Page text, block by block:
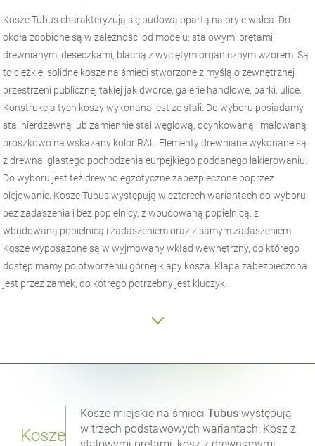
Kosze Tubus charakteryzują się budową opartą na bryle walca. Do
okoła zdobione są w zależności od modelu: stalowymi prętami,
drewnianymi deseczkami, blachą z wyciętym organicznym wzorem. Są
to ciężkie, solidne kosze na śmieci stworzone z myślą o zewnętrznej
przestrzeni publicznej takiej jak dworce, galerie handlowe, parki, ulice.
Konstrukcja tych koszy wykonana jest ze stali. Do wyboru posiadamy
stal nierdzewną lub zamiennie stal węglową, ocynkowaną i malowaną
proszkowo na wskazany kolor RAL. Elementy drewniane wykonane są
z drewna iglastego pochodzenia eurpejkiego poddanego lakierowaniu.
Do wyboru jest też drewno egzotyczne zabezpieczone poprzez
olejowanie. Kosze Tubus występują w czterech wariantach do wyboru:
bez zadaszenia i bez popielnicy, z wbudowaną popielnicą, z
wbudowaną popielnicą i zadaszeniem oraz z samym zadaszeniem.
Kosze wyposażone są w wyjmowany wkład wewnętrzny, do którego
dostęp mamy po otworzeniu górnej klapy kosza. Klapa zabezpieczona
jest przez zamek, do kótrego potrzebny jest kluczyk.
Kosze
Kosze miejskie na śmieciTubus występują
w trzech podstawowych wariantach: Kosz z